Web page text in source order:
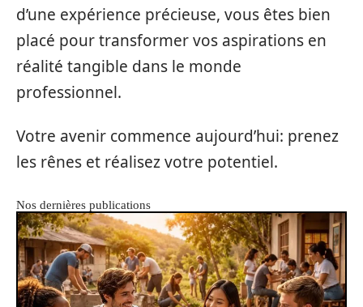
d’une expérience précieuse, vous êtes bien
placé pour transformer vos aspirations en
réalité tangible dans le monde
professionnel.
Votre avenir commence aujourd’hui: prenez
les rênes et réalisez votre potentiel.
Nos dernières publications